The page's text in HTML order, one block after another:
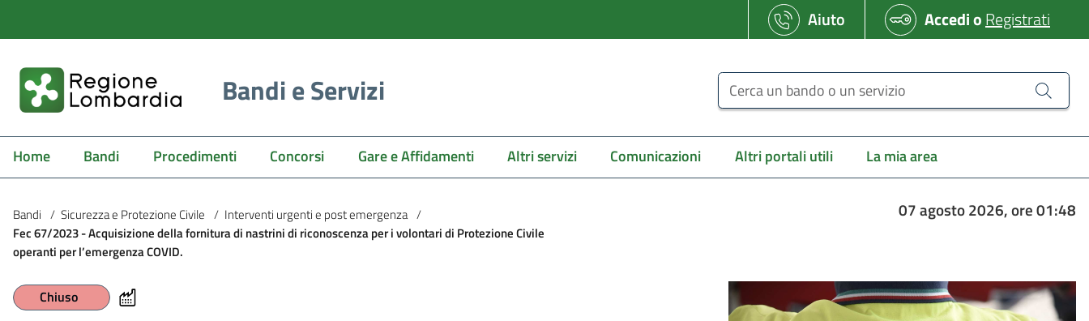
Aiuto AccedioRegistrati
Bandi e Servizi Cerca un bando o un servizio
Home Bandi Procedimenti Concorsi Gare e Affidamenti Altri servizi Comunicazioni Altri portali utili La mia area
Bandi / Sicurezza e Protezione Civile / Interventi urgenti e post emergenza /
Fec 67/2023 - Acquisizione della fornitura di nastrini di riconoscenza per i volontari di Protezione Civile
operanti per l’emergenza COVID.
07 agosto 2026, ore 01:48
Chiuso